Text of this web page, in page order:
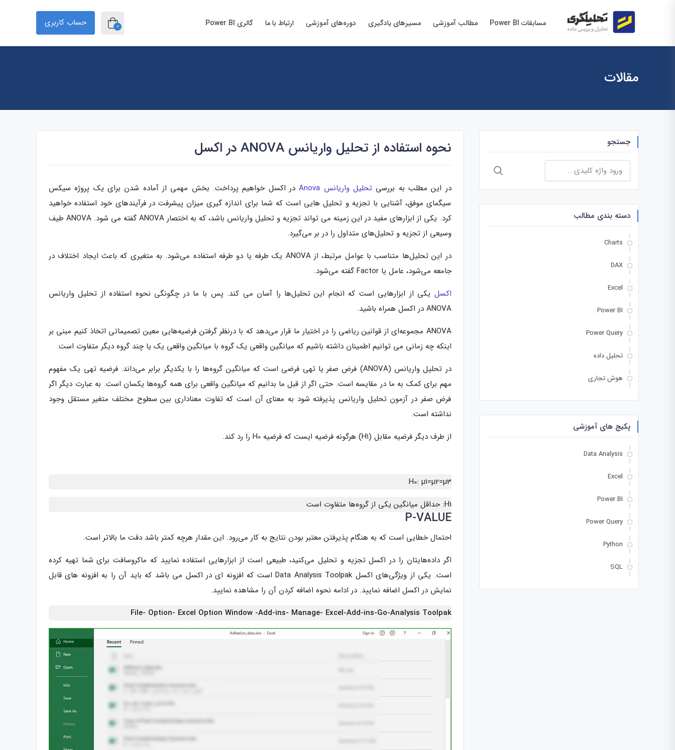
مسابقات Power BI مطالب آموزشی مسیرهای یادگیری دوره‌های آموزشی ارتباط با ما گالری Power BI 0 حساب کاربری
مقالات
نحوه استفاده از تحلیل واریانس ANOVA در اکسل
در این مطلب به بررسیتحلیل واریانس Anova
در اکسل خواهیم پرداخت. بخش مهمی از آماده شدن برای یک پروژه سیکس
سیگمای موفق، آشنایی با تجزیه و تحلیل هایی است که شما برای اندازه گیری میزان پیشرفت در فرآیندهای خود استفاده خواهید
کرد. یکی از ابزارهای مفید در این زمینه می تواند تجزیه و تحلیل واریانس باشد، که به اختصار ANOVA گفته می شود. ANOVA طیف
وسیعی از تجزیه و تحلیل‌های متداول را در بر می‌گیرد.
در این تحلیل‌ها متناسب با عوامل مرتبط، از ANOVA یک طرفه یا دو طرفه استفاده می‌شود. به متغیری که باعث ایجاد اختلاف در
جامعه می‌شود، عامل یا Factor گفته می‌شود.
اکسل یکی از ابزارهایی است که انجام این تحلیل‌ها را آسان می کند. پس با ما در چگونگی نحوه استفاده از تحلیل واریانس
ANOVA در اکسل همراه باشید.
ANOVA مجموعه‌ای از قوانین ریاضی را در اختیار ما قرار می‌دهد که با درنظر گرفتن فرضیه‌هایی معین تصمیماتی اتخاذ کنیم مبنی بر
اینکه چه زمانی می توانیم اطمینان داشته باشیم که میانگین واقعی یک گروه با میانگین واقعی یک یا چند گروه دیگر متفاوت است.
در تحلیل واریانس (ANOVA) فرض صفر یا تهی فرضی است که میانگین گروه‌ها را با یکدیگر برابر می‌داند. فرضیه تهی یک مفهوم
مهم برای کمک به ما در مقایسه است. حتی اگر از قبل ما بدانیم که میانگین واقعی برای همه گروه‌ها یکسان است. به عبارت دیگر اگر
فرض صفر در آزمون تحلیل واریانس پذیرفته شود به معنای آن است که تفاوت معناداری بین سطوح مختلف متغیر مستقل وجود
نداشته است.
از طرف دیگر فرضیه مقابل (H1) هرگونه فرضیه ایست که فرضیه H0 را رد کند.
H0: µ1=µ2=µ3
H1: حداقل میانگین یکی از گروه‌ها متفاوت است
P-VALUE
احتمال خطایی است که به هنگام پذیرفتن معتبر بودن نتایج به کار می‌رود. این مقدار هرچه کمتر باشد دقت ما بالاتر است.
اگر داده‌هایتان را در اکسل تجزیه و تحلیل می‌کنید، طبیعی است از ابزارهایی استفاده نمایید که ماکروسافت برای شما تهیه کرده
است. یکی از ویژگی‌های اکسل Data Analysis Toolpak است که افزونه ای در اکسل می باشد که باید آن را به افزونه های قابل
نمایش در اکسل اضافه نمایید. در ادامه نحوه اضافه کردن آن را مشاهده نمایید.
File- Option- Excel Option Window -Add-ins- Manage- Excel-Add-ins-Go-Analysis Toolpak
جستجو
جستجو
برای:
دسته بندی مطالب
Charts
DAX
Excel
Power BI
Power Query
تحلیل داده
هوش تجاری
پکیج های آموزشی
Data Analysis
Excel
Power BI
Power Query
Python
SQL